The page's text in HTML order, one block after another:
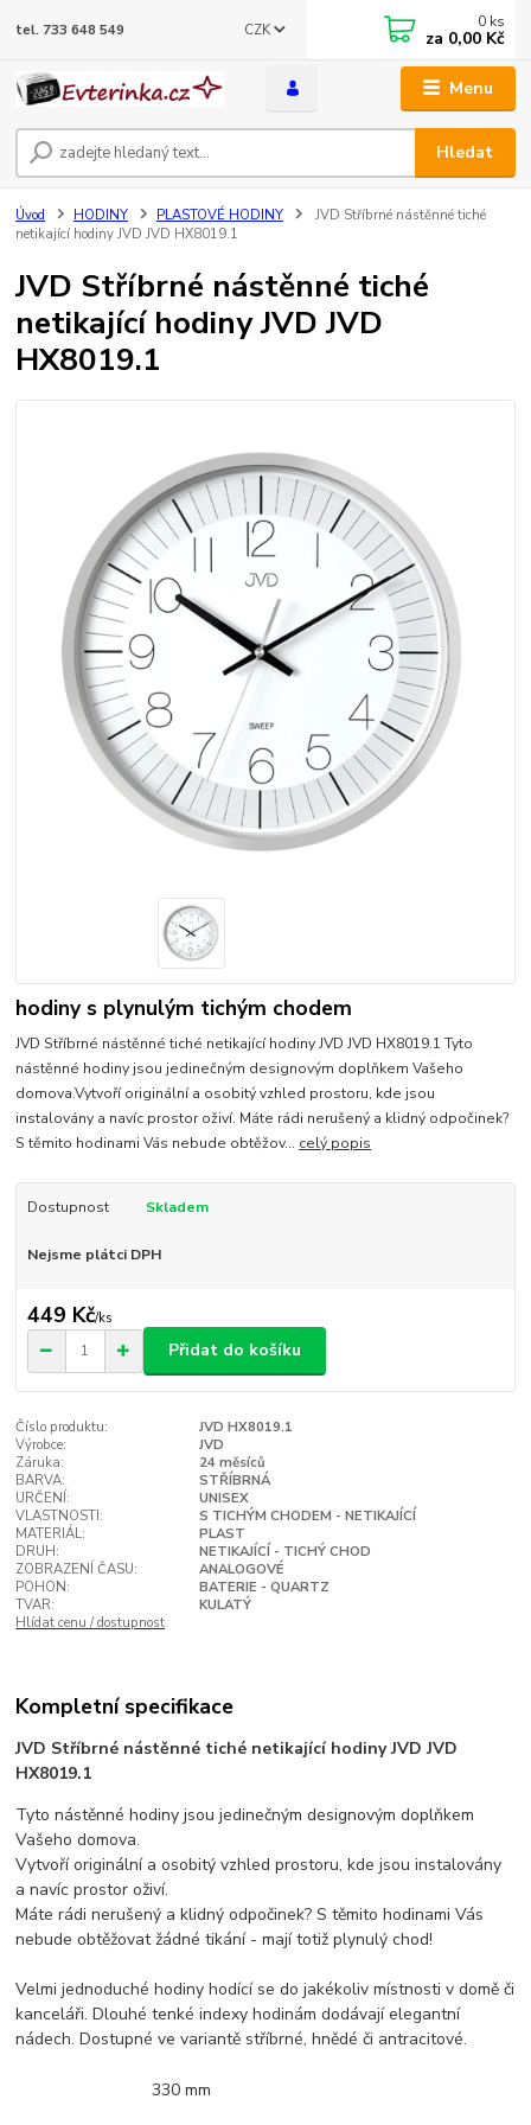
Menu
CZK
Hledat
tel. 733 648 549 0 ks
za 0,00 Kč
Úvod HODINY PLASTOVÉ HODINY
JVD Stříbrné nástěnné tiché
netikající hodiny JVD JVD HX8019.1
JVD Stříbrné nástěnné tiché
netikající hodiny JVD JVD
HX8019.1
hodiny s plynulým tichým chodem
JVD Stříbrné nástěnné tiché netikající hodiny JVD JVD HX8019.1 Tyto
nástěnné hodiny jsou jedinečným designovým doplňkem Vašeho
domova.Vytvoří originální a osobitý vzhled prostoru, kde jsou
instalovány a navíc prostor oživí. Máte rádi nerušený a klidný odpočinek?
S těmito hodinami Vás nebude obtěžov... celý popis
Dostupnost Skladem
Nejsme plátci DPH
449 Kč/ks
Přidat do košíku
Číslo produktu:
JVD HX8019.1
Výrobce:
JVD
Záruka:
24 měsíců
BARVA:
STŘÍBRNÁ
URČENÍ:
UNISEX
VLASTNOSTI:
S TICHÝM CHODEM - NETIKAJÍCÍ
MATERIÁL:
PLAST
DRUH:
NETIKAJÍCÍ - TICHÝ CHOD
ZOBRAZENÍ ČASU:
ANALOGOVÉ
POHON:
BATERIE - QUARTZ
TVAR:
KULATÝ
Hlídat cenu / dostupnost
Kompletní specifikace
JVD Stříbrné nástěnné tiché netikající hodiny JVD JVD
HX8019.1
Tyto nástěnné hodiny jsou jedinečným designovým doplňkem
Vašeho domova.
Vytvoří originální a osobitý vzhled prostoru, kde jsou instalovány
a navíc prostor oživí.
Máte rádi nerušený a klidný odpočinek? S těmito hodinami Vás
nebude obtěžovat žádné tikání - mají totiž plynulý chod!
Velmi jednoduché hodiny hodící se do jakékoliv místnosti v domě či
kanceláři. Dlouhé tenké indexy hodinám dodávají elegantní
nádech. Dostupné ve variantě stříbrné, hnědé či antracitové.
330 mm